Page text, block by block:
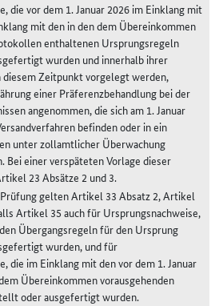
die vor dem 1. Januar 2026 im Einklang mit
mit den in den dem Übereinkommen
enthaltenen Ursprungsregeln
wurden und innerhalb ihrer
diesem Zeitpunkt vorgelegt werden,
einer Präferenzbehandlung bei der
angenommen, die sich am 1. Januar
befinden oder in ein
unter zollamtlicher Überwachung
Bei einer verspäteten Vorlage dieser
23 Absätze 2 und 3.
gelten Artikel 33 Absatz 2, Artikel
Artikel 35 auch für Ursprungsnachweise,
Übergangsregeln für den Ursprung
wurden, und für
die im Einklang mit den vor dem 1. Januar
Übereinkommen vorausgehenden
oder ausgefertigt wurden.